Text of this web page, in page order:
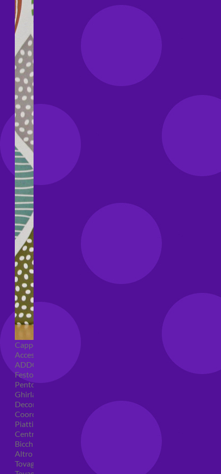
Cappellini per feste
Accessori per feste
ADDOBBI COMPLEANNO
Festoni compleanno
Pentolacce
Ghirlande decorative
Decorazioni tavola
Coordinati tavola per feste
Piatti compleanno
Centrotavola
Bicchieri feste
Altro
Tovaglioli